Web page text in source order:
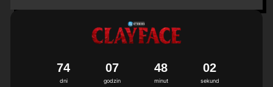
dni
74
godzin
07
minut
48
sekund
01
2